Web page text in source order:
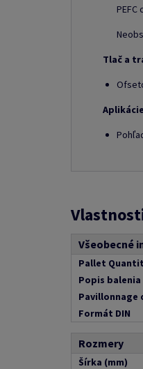
PEFC
Tlač a
Všeobecné
Pallet
Popis balenia
Pavillonnage
Formát DIN
Rozmery
Šírka (mm)